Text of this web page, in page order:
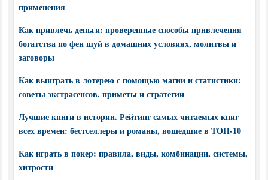
применения
Как привлечь деньги: проверенные способы привлечения
богатства по фен шуй в домашних условиях, молитвы и
заговоры
Как выиграть в лотерею с помощью магии и статистики:
советы экстрасенсов, приметы и стратегии
Лучшие книги в истории. Рейтинг самых читаемых книг
всех времен: бестселлеры и романы, вошедшие в ТОП-10
Как играть в покер: правила, виды, комбинации, системы,
хитрости